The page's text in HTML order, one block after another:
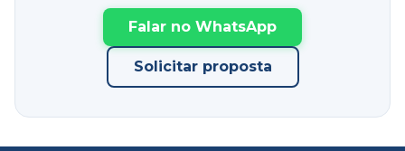
Falar no WhatsApp
Solicitar proposta